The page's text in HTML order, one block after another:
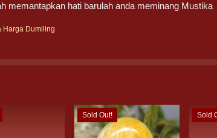
memantapkan hati barulah anda meminang Mustika
Harga Dumiling
Sold Out! Sold